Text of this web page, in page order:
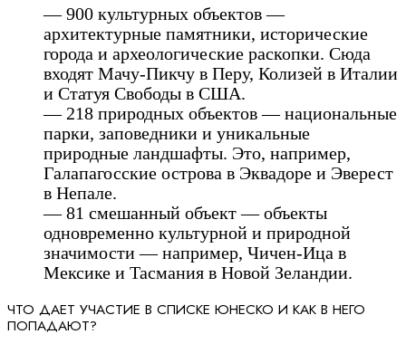
— 900 культурных объектов —
архитектурные памятники, исторические
города и археологические раскопки. Сюда
входят Мачу-Пикчу в Перу, Колизей в Италии
и Статуя Свободы в США.
— 218 природных объектов — национальные
парки, заповедники и уникальные
природные ландшафты. Это, например,
Галапагосские острова в Эквадоре и Эверест
в Непале.
— 81 смешанный объект — объекты
одновременно культурной и природной
значимости — например, Чичен-Ица в
Мексике и Тасмания в Новой Зеландии.
ЧТО ДАЕТ УЧАСТИЕ В СПИСКЕ ЮНЕСКО И КАК В НЕГО
ПОПАДАЮТ?